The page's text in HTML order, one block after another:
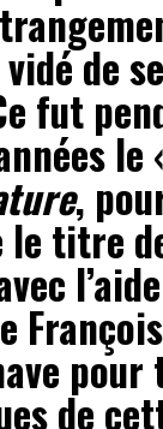
de
fut
le
,
le titre
pour
de